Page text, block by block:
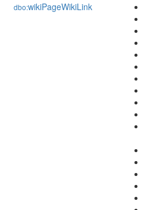
dbo:wikiPageWikiLink